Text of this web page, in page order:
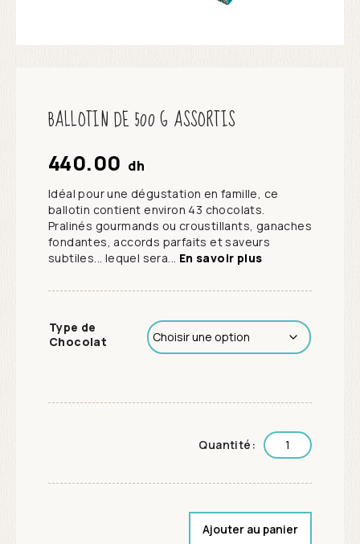
BALLOTIN DE 500 G ASSORTIS
440.00 dh
Idéal pour une dégustation en famille, ce
ballotin contient environ 43 chocolats.
Pralinés gourmands ou croustillants, ganaches
fondantes, accords parfaits et saveurs
subtiles... lequel sera... En savoir plus
Type de
Chocolat
Quantité:
Ajouter au panier